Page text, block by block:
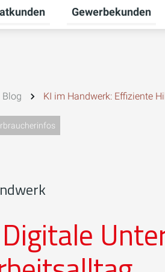
Untermenü für
Gewerbekunden
Blog KI im Handwerk: Effiziente